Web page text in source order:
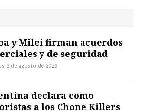
y Milei firman acuerdos
y de seguridad
6 de agosto de 2026
declara como
a los Chone Killers